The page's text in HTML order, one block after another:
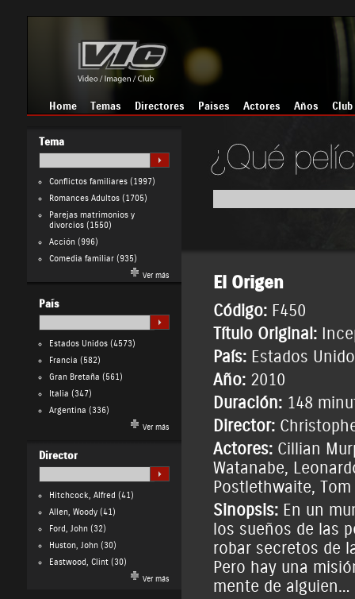
Home Temas Directores Países Actores Años Club
Tema
Conflictos familiares(1997)
Romances Adultos(1705)
Parejas matrimonios y
divorcios(1550)
Acción(996)
Comedia familiar(935)
Ver más
País
Estados Unidos(4573)
Francia (582)
Gran Bretaña (561)
Italia (347)
Argentina (336)
Ver más
Director
Hitchcock, Alfred (41)
Allen, Woody(41)
Ford, John(32)
Huston, John(30)
Eastwood, Clint(30)
Ver más
El Origen
Código: F450
Título Original:
País: Estados
Año: 2010
Duración: 148
Director:
Actores: Cillian
Watanabe,
Postlethwaite, Tom
Sinopsis:En un
los sueños de las
robar secretos de
Pero hay una
mente de